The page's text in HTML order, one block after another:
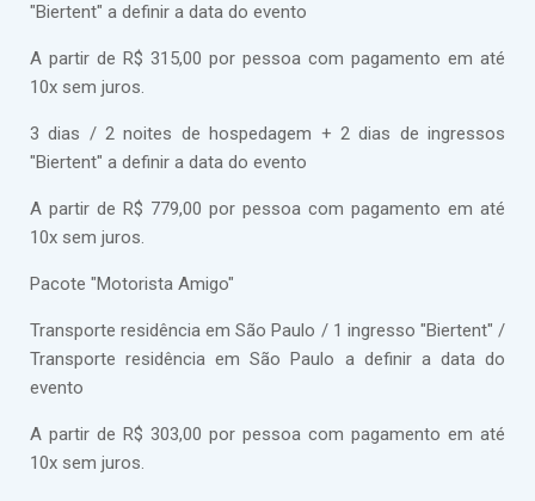
"Biertent" a definir a data do evento
A partir de R$ 315,00 por pessoa com pagamento em até
10x sem juros.
3 dias / 2 noites de hospedagem + 2 dias de ingressos
"Biertent" a definir a data do evento
A partir de R$ 779,00 por pessoa com pagamento em até
10x sem juros.
Pacote "Motorista Amigo"
Transporte residência em São Paulo / 1 ingresso "Biertent" /
Transporte residência em São Paulo a definir a data do
evento
A partir de R$ 303,00 por pessoa com pagamento em até
10x sem juros.